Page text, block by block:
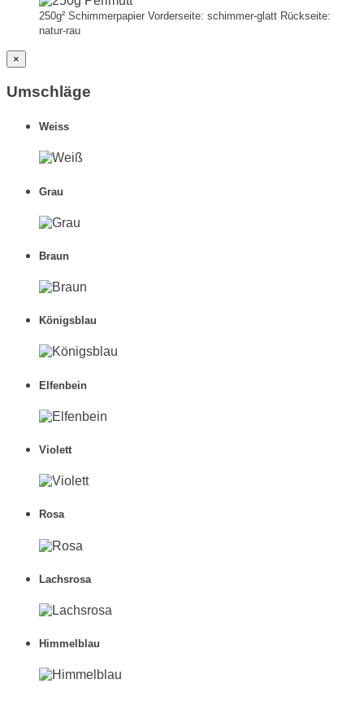
250g² Schimmerpapier Vorderseite: schimmer-glatt Rückseite:
natur-rau
×
Umschläge
Weiss
Grau
Braun
Königsblau
Elfenbein
Violett
Rosa
Lachsrosa
Himmelblau